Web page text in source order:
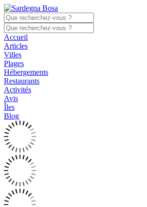
Accueil
Articles
Villes
Plages
Hébergements
Restaurants
Activités
Avis
Îles
Blog